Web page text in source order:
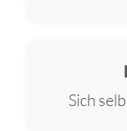
Sich